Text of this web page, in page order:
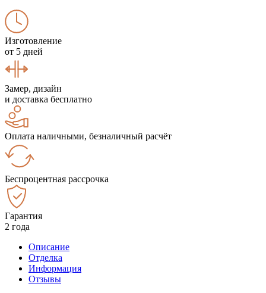
Изготовление
от 5 дней
Замер, дизайн
и доставка бесплатно
Оплата наличными, безналичный расчёт
Беспроцентная рассрочка
Гарантия
2 года
Описание
Отделка
Информация
Отзывы